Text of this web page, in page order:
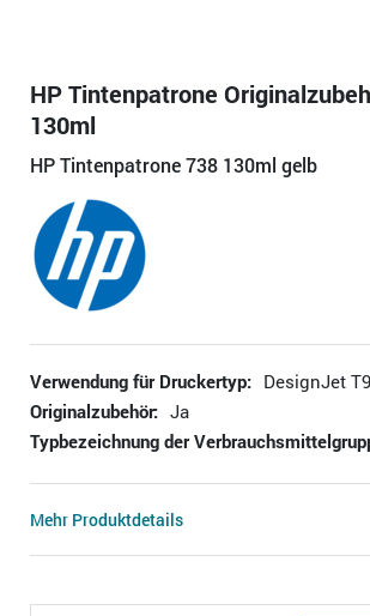
HP Tintenpatrone
130ml
HP Tintenpatrone 738 130ml gelb
Verwendung für Druckertyp: DesignJet
Originalzubehör: Ja
Typbezeichnung der
Mehr Produktdetails